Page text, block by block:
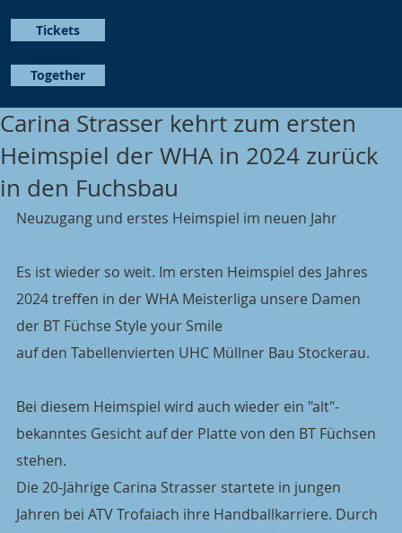
Together
Tickets
Carina Strasser kehrt zum ersten
Heimspiel der WHA in 2024 zurück
in den Fuchsbau
Neuzugang und erstes Heimspiel im neuen Jahr
Es ist wieder so weit. Im ersten Heimspiel des Jahres
2024 treffen in der WHA Meisterliga unsere Damen
der BT Füchse Style your Smile
auf den Tabellenvierten UHC Müllner Bau Stockerau.
Bei diesem Heimspiel wird auch wieder ein "alt"-
bekanntes Gesicht auf der Platte von den BT Füchsen
stehen.
Die 20-Jährige Carina Strasser startete in jungen
Jahren bei ATV Trofaiach ihre Handballkarriere. Durch